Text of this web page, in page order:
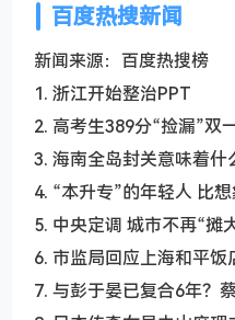
百度热搜新闻
新闻来源：百度热搜榜
1. 浙江开始整治PPT
2. 高考生389分“捡漏”双
3. 海南全岛封关意味着什
4. “本升专”的年轻人 比
5. 中央定调 城市不再“摊
6. 市监局回应上海和平饭
7. 与彭于晏已复合6年？